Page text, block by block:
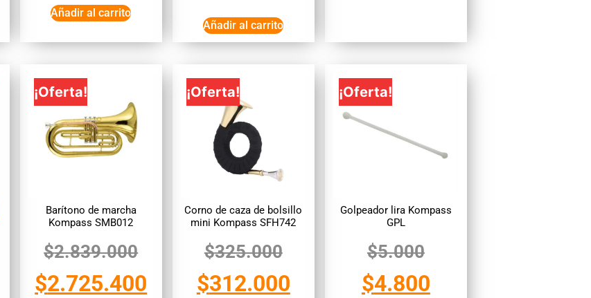
Añadir al carrito
Añadir al carrito
¡Oferta!
Barítono de marcha
Kompass SMB012
$2.839.000
$2.725.400
¡Oferta!
Corno de caza de bolsillo
mini Kompass SFH742
$325.000
$312.000
¡Oferta!
Golpeador lira Kompass
GPL
$5.000
$4.800